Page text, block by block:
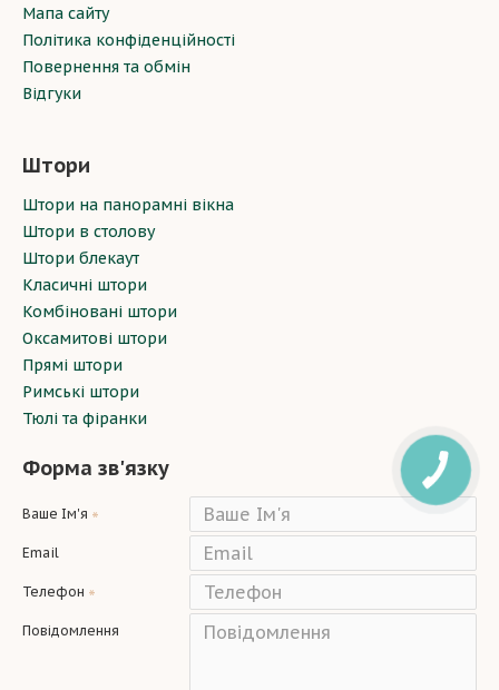
Мапа сайту
Політика конфіденційності
Повернення та обмін
Відгуки
Штори
Штори на панорамні вікна
Штори в столову
Штори блекаут
Класичні штори
Комбіновані штори
Оксамитові штори
Прямі штори
Римські штори
Тюлі та фіранки
Форма зв'язку
Ваше Ім'я
Email
Телефон
Повідомлення